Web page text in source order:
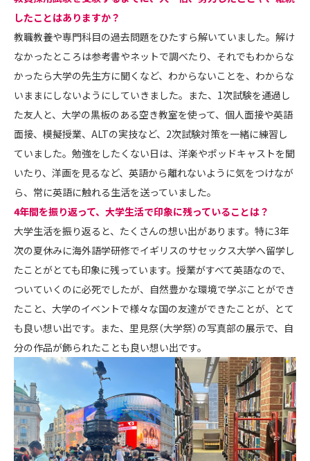
したことはありますか？
教職教養や専門科目の過去問題をひたすら解いていました。解け
なかったところは参考書やネットで調べたり、それでもわからな
かったら大学の先生方に聞くなど、わからないことを、わからな
いままにしないようにしていきました。また、1次試験を通過し
た友人と、大学の黒板のある空き教室を使って、個人面接や英語
面接、模擬授業、ALTの実技など、2次試験対策を一緒に練習し
ていました。勉強をしたくない日は、洋楽やポッドキャストを聞
いたり、洋画を見るなど、英語から離れないように気をつけなが
ら、常に英語に触れる生活を送っていました。
――4年間を振り返って、大学生活で印象に残っていることは？
大学生活を振り返ると、たくさんの想い出があります。特に3年
次の夏休みに海外語学研修でイギリスのサセックス大学へ留学し
たことがとても印象に残っています。授業がすべて英語なので、
ついていくのに必死でしたが、自然豊かな環境で学ぶことができ
たこと、大学のイベントで様々な国の友達ができたことが、とて
も良い想い出です。また、里見祭（大学祭）の写真部の展示で、自
分の作品が飾られたことも良い想い出です。